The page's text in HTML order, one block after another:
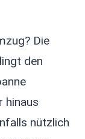
Die
den
hinaus
nützlich